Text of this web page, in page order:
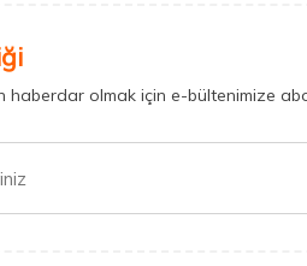
haberdar olmak için e-bültenimize